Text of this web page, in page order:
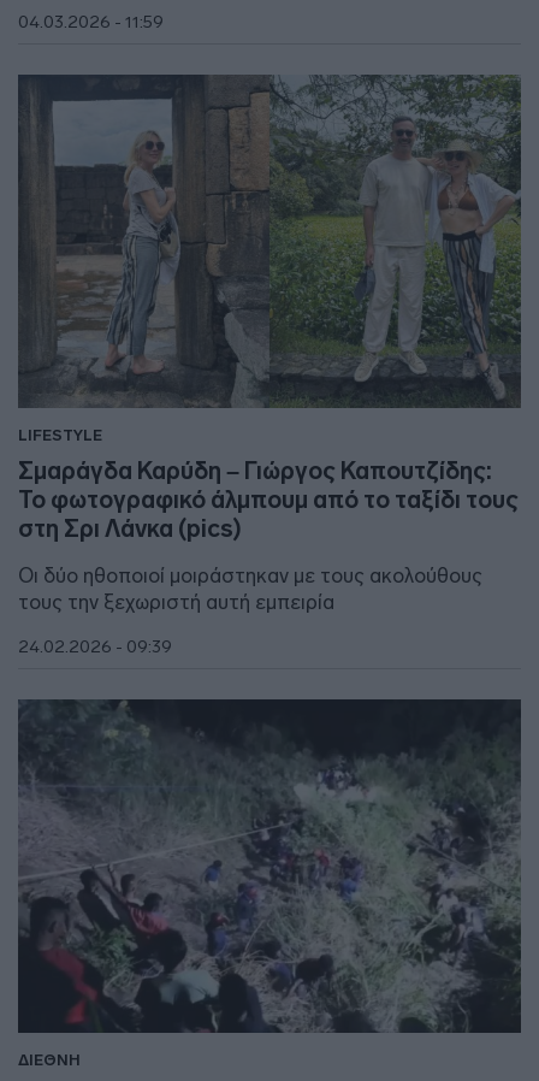
04.03.2026 - 11:59
LIFESTYLE
Σμαράγδα Καρύδη – Γιώργος Καπουτζίδης:
Το φωτογραφικό άλμπουμ από το ταξίδι τους
στη Σρι Λάνκα (pics)
Oι δύο ηθοποιοί μοιράστηκαν με τους ακολούθους
τους την ξεχωριστή αυτή εμπειρία
24.02.2026 - 09:39
ΔΙΕΘΝΗ